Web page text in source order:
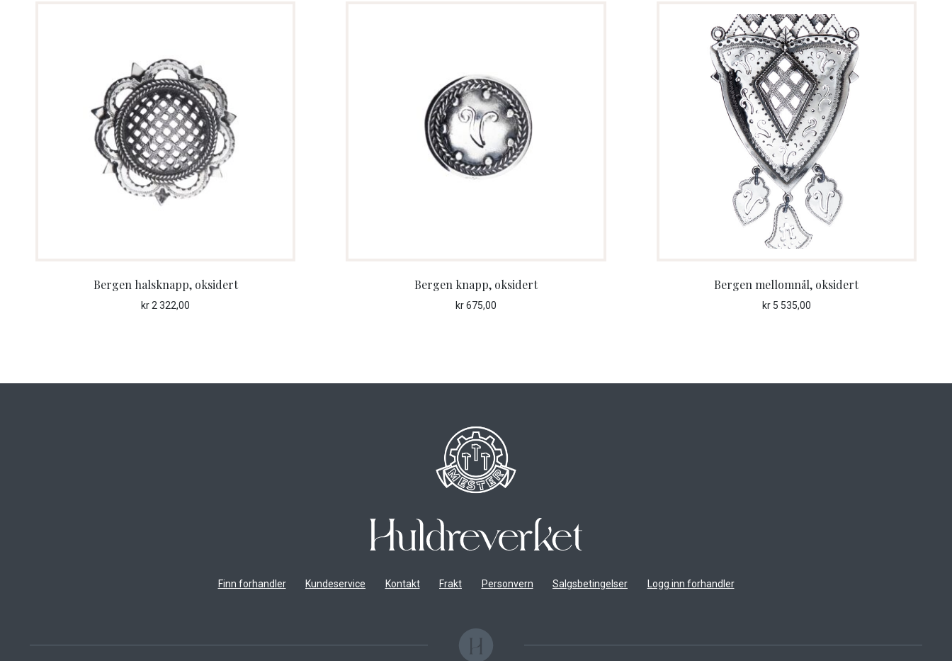
Bergen halsknapp, oksidert
kr2 322,00
Bergen knapp, oksidert
kr675,00
Bergen mellomnål, oksidert
kr5 535,00
Finn forhandler Kundeservice Kontakt Frakt Personvern Salgsbetingelser Logg inn forhandler